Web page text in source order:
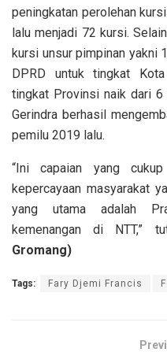
peningkatan perolehan
lalu menjadi 72 kursi.
kursi unsur pimpinan yakni
DPRD untuk tingkat
tingkat Provinsi naik dari 6
Gerindra berhasil
pemilu 2019 lalu.
“Ini capaian yang
kepercayaan masyarakat
yang utama adalah
kemenangan di NTT,”
Gromang)
Tags: Fary Djemi Francis